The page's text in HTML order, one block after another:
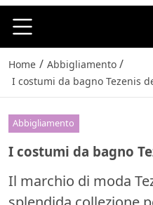
Home / Abbigliamento /
I costumi da bagno Tezenis
Abbigliamento
I costumi da bagno
Il marchio di moda